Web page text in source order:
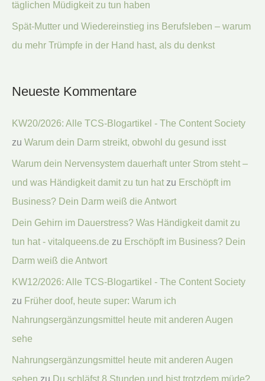
täglichen Müdigkeit zu tun haben
Spät-Mutter und Wiedereinstieg ins Berufsleben – warum
du mehr Trümpfe in der Hand hast, als du denkst
Neueste Kommentare
KW20/2026: Alle TCS-Blogartikel - The Content Society
zu Warum dein Darm streikt, obwohl du gesund isst
Warum dein Nervensystem dauerhaft unter Strom steht –
und was Händigkeit damit zu tun hat zu Erschöpft im
Business? Dein Darm weiß die Antwort
Dein Gehirn im Dauerstress? Was Händigkeit damit zu
tun hat - vitalqueens.de zu Erschöpft im Business? Dein
Darm weiß die Antwort
KW12/2026: Alle TCS-Blogartikel - The Content Society
zu Früher doof, heute super: Warum ich
Nahrungsergänzungsmittel heute mit anderen Augen
sehe
Nahrungsergänzungsmittel heute mit anderen Augen
sehen zu Du schläfst 8 Stunden und bist trotzdem müde?